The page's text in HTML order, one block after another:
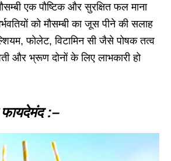
एक पौष्टिक और सुरक्षित फल माना
को मौसम्बी का जूस पीने की सलाह
फोलेट, विटामिन सी जैसे पोषक तत्व
और भ्रूण दोनों के लिए लाभकारी हो
:–